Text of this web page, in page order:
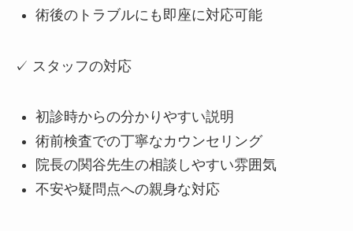
術後のトラブルにも即座に対応可能
✓ スタッフの対応
初診時からの分かりやすい説明
術前検査での丁寧なカウンセリング
院長の関谷先生の相談しやすい雰囲気
不安や疑問点への親身な対応